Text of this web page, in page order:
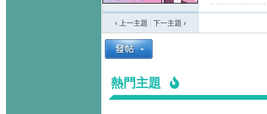
‹ 上一主題 下一主題 ›
熱門主題